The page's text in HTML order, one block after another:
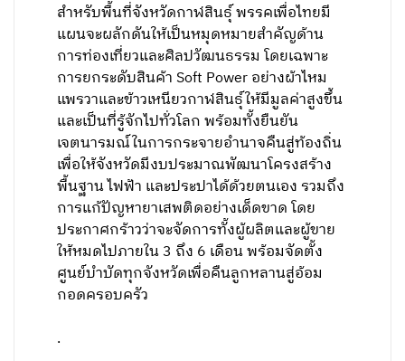
สำหรับพื้นที่จังหวัดกาฬสินธุ์ พรรคเพื่อไทยมี
แผนจะผลักดันให้เป็นหมุดหมายสำคัญด้าน
การท่องเที่ยวและศิลปวัฒนธรรม โดยเฉพาะ
การยกระดับสินค้า Soft Power อย่างผ้าไหม
แพรวาและข้าวเหนียวกาฬสินธุ์ให้มีมูลค่าสูงขึ้น
และเป็นที่รู้จักไปทั่วโลก พร้อมทั้งยืนยัน
เจตนารมณ์ในการกระจายอำนาจคืนสู่ท้องถิ่น
เพื่อให้จังหวัดมีงบประมาณพัฒนาโครงสร้าง
พื้นฐาน ไฟฟ้า และประปาได้ด้วยตนเอง รวมถึง
การแก้ปัญหายาเสพติดอย่างเด็ดขาด โดย
ประกาศกร้าวว่าจะจัดการทั้งผู้ผลิตและผู้ขาย
ให้หมดไปภายใน 3 ถึง 6 เดือน พร้อมจัดตั้ง
ศูนย์บำบัดทุกจังหวัดเพื่อคืนลูกหลานสู่อ้อม
กอดครอบครัว
.